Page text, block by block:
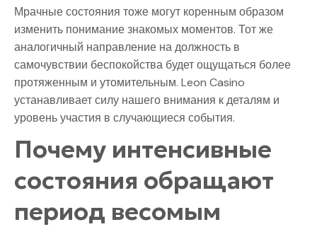
Мрачные состояния тоже могут коренным образом
изменить понимание знакомых моментов. Тот же
аналогичный направление на должность в
самочувствии беспокойства будет ощущаться более
протяженным и утомительным. Leon Casino
устанавливает силу нашего внимания к деталям и
уровень участия в случающиеся события.
Почему интенсивные
состояния обращают
период весомым